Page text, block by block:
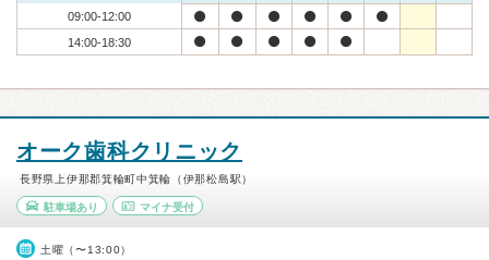
09:00-12:00
14:00-18:30
オーク歯科クリニック
長野県上伊那郡箕輪町中箕輪（伊那松島駅）
駐車場あり マイナ受付
土曜（〜13:00）